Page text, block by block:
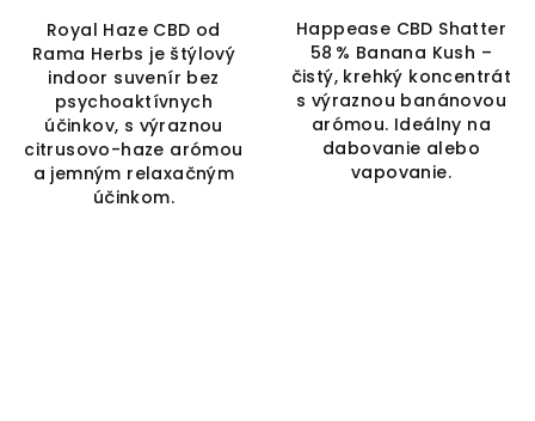
Royal Haze CBD od
Rama Herbs je štýlový
indoor suvenír bez
psychoaktívnych
účinkov, s výraznou
citrusovo-haze arómou
a jemným relaxačným
účinkom.
Happease CBD Shatter
58 % Banana Kush –
čistý, krehký koncentrát
s výraznou banánovou
arómou. Ideálny na
dabovanie alebo
vapovanie.